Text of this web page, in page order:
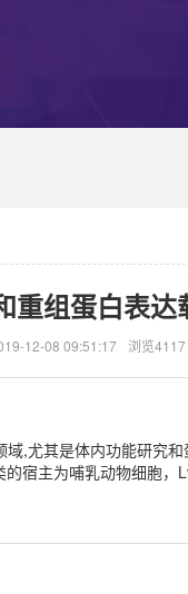
重组蛋白表达
12-08 09:51:17 浏览4117
,尤其是体内功能研究
宿主为哺乳动物细胞